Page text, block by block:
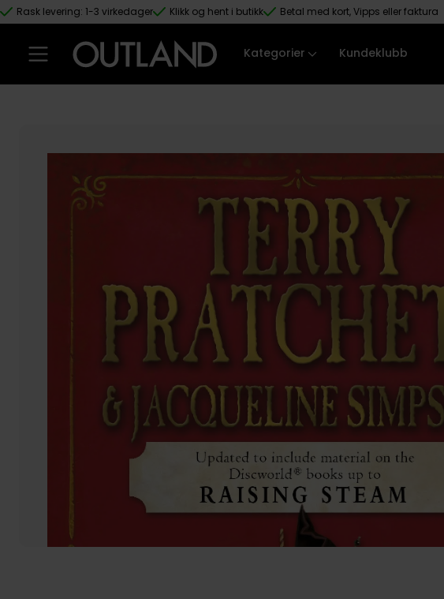
Hopp til hovedinnhold
Rask levering: 1-3 virkedager Klikk og hent i butikk Betal med kort, Vipps eller faktura
Kategorier Kundeklubb